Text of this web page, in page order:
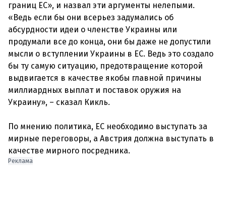
границ ЕС», и назвал эти аргументы нелепыми.
«Ведь если бы они всерьез задумались об
абсурдности идеи о членстве Украины или
продумали все до конца, они бы даже не допустили
мысли о вступлении Украины в ЕС. Ведь это создало
бы ту самую ситуацию, предотвращение которой
выдвигается в качестве якобы главной причины
миллиардных выплат и поставок оружия на
Украину», – сказал Кикль.
По мнению политика, ЕС необходимо выступать за
мирные переговоры, а Австрия должна выступать в
качестве мирного посредника.
Реклама